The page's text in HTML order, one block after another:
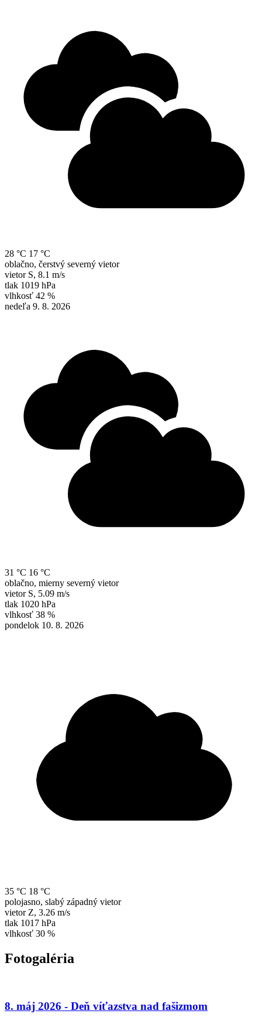
28 °C 17 °C
oblačno, čerstvý severný vietor
vietor S, 8.1 m/s
tlak 1019 hPa
vlhkosť 42 %
nedeľa 9. 8. 2026
31 °C 16 °C
oblačno, mierny severný vietor
vietor S, 5.09 m/s
tlak 1020 hPa
vlhkosť 38 %
pondelok 10. 8. 2026
35 °C 18 °C
polojasno, slabý západný vietor
vietor Z, 3.26 m/s
tlak 1017 hPa
vlhkosť 30 %
Fotogaléria
8. máj 2026 - Deň víťazstva nad fašizmom